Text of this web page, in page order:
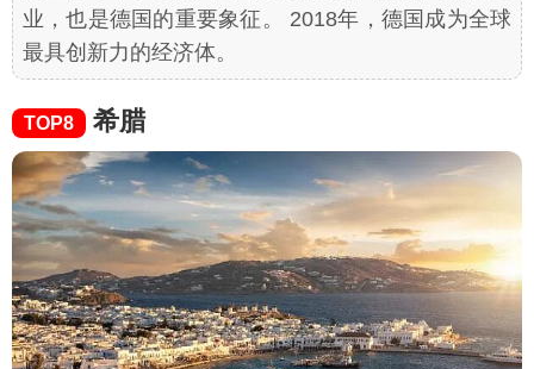
业，也是德国的重要象征。 2018年，德国成为全球
最具创新力的经济体。
TOP8 希腊